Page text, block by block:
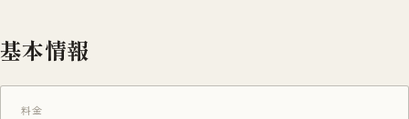
基本情報
料金